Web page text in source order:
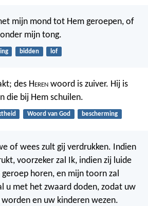
mijn mond tot Hem geroepen, of
mijn tong.
bidden lof
des Heren woord is zuiver. Hij is
die bij Hem schuilen.
Woord van God bescherming
of wees zult gij verdrukken. Indien
voorzeker zal Ik, indien zij luide
horen, en mijn toorn zal
u met het zwaard doden, zodat uw
en uw kinderen wezen.